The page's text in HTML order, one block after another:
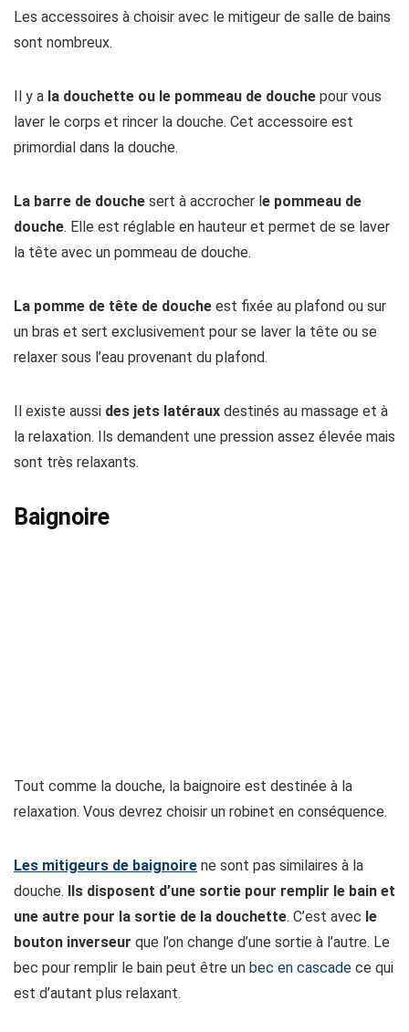
Les accessoires à choisir avec le mitigeur de salle de bains
sont nombreux.
Il y a la douchette ou le pommeau de douche pour vous
laver le corps et rincer la douche. Cet accessoire est
primordial dans la douche.
La barre de douche sert à accrocher l e pommeau de
douche. Elle est réglable en hauteur et permet de se laver
la tête avec un pommeau de douche.
La pomme de tête de douche est fixée au plafond ou sur
un bras et sert exclusivement pour se laver la tête ou se
relaxer sous l’eau provenant du plafond.
Il existe aussi des jets latéraux destinés au massage et à
la relaxation. Ils demandent une pression assez élevée mais
sont très relaxants.
Baignoire
Tout comme la douche, la baignoire est destinée à la
relaxation. Vous devrez choisir un robinet en conséquence.
Les mitigeurs de baignoire ne sont pas similaires à la
douche. Ils disposent d’une sortie pour remplir le bain et
une autre pour la sortie de la douchette. C’est avec le
bouton inverseur que l’on change d’une sortie à l’autre. Le
bec pour remplir le bain peut être un bec en cascade ce qui
est d’autant plus relaxant.